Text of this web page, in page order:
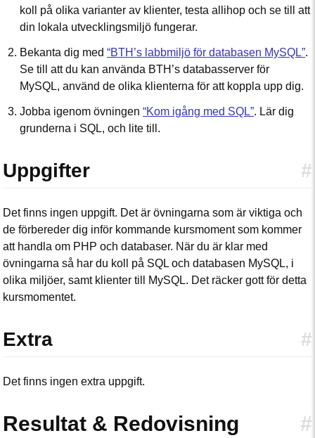
koll på olika varianter av klienter, testa allihop och se till att
din lokala utvecklingsmiljö fungerar.
Bekanta dig med“BTH’s labbmiljö för databasen MySQL”.
Se till att du kan använda BTH’s databasserver för
MySQL, använd de olika klienterna för att koppla upp dig.
Jobba igenom övningen“Kom igång med SQL”. Lär dig
grunderna i SQL, och lite till.
#
Uppgifter
Det finns ingen uppgift. Det är övningarna som är viktiga och
de förbereder dig inför kommande kursmoment som kommer
att handla om PHP och databaser. När du är klar med
övningarna så har du koll på SQL och databasen MySQL, i
olika miljöer, samt klienter till MySQL. Det räcker gott för detta
kursmomentet.
#
Extra
Det finns ingen extra uppgift.
#
Resultat & Redovisning